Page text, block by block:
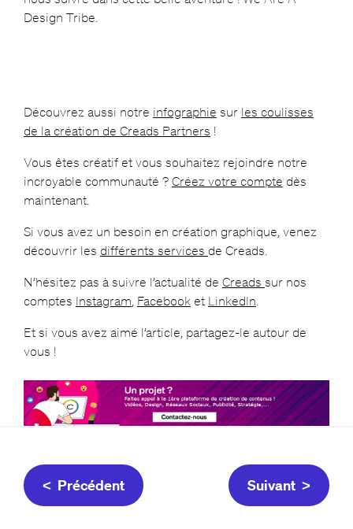
Design Tribe.
Découvrez aussi notre infographie sur les coulisses
de la création de Creads Partners !
Vous êtes créatif et vous souhaitez rejoindre notre
incroyable communauté ? Créez votre compte dès
maintenant.
Si vous avez un besoin en création graphique, venez
découvrir les différents services de Creads.
N’hésitez pas à suivre l’actualité de Creads sur nos
comptes Instagram, Facebooket LinkedIn.
Et si vous avez aimé l’article, partagez-le autour de
vous !
< Précédent Suivant >